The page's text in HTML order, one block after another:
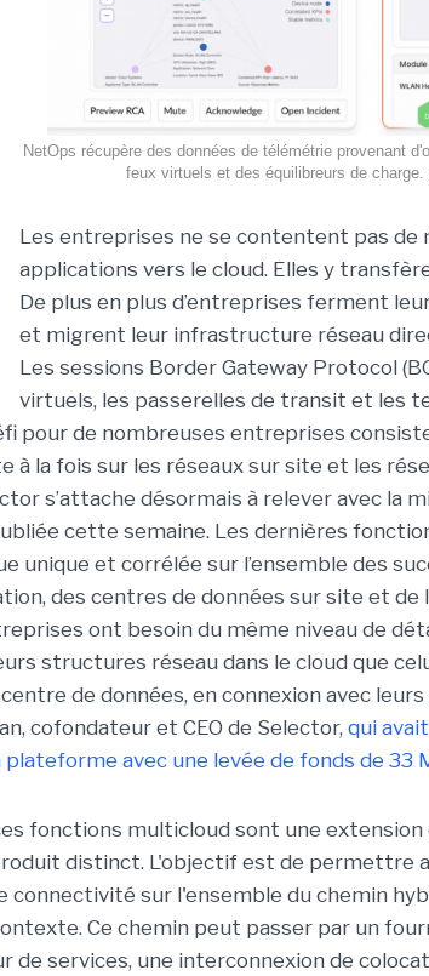
NetOps récupère des données de télémétrie provenant
feux virtuels et des équilibreurs de
Les entreprises ne se contentent pas de
applications vers le cloud. Elles y
De plus en plus d’entreprises ferment
et migrent leur infrastructure réseau
Les sessions Border Gateway Protocol
virtuels, les passerelles de transit et les
pour de nombreuses entreprises
à la fois sur les réseaux sur site et les
s’attache désormais à relever avec la
cette semaine. Les dernières
unique et corrélée sur l’ensemble des
des centres de données sur site et de
ont besoin du même niveau de
structures réseau dans le cloud que
de données, en connexion avec leurs
cofondateur et CEO de Selector, qui
avec une levée de fonds de 33
fonctions multicloud sont une
distinct. L'objectif est de permettre
connectivité sur l'ensemble du chemin
Ce chemin peut passer par un
de services, une interconnexion de